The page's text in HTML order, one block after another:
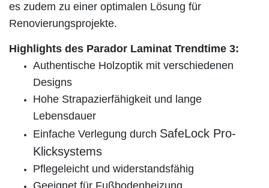
es zudem zu einer optimalen Lösung für
Renovierungsprojekte.
Highlights des Parador Laminat Trendtime 3:
Authentische Holzoptik mit verschiedenen
Designs
Hohe Strapazierfähigkeit und lange
Lebensdauer
Einfache Verlegung durch SafeLock Pro-
Klicksystems
Pflegeleicht und widerstandsfähig
Geeignet für Fußbodenheizung